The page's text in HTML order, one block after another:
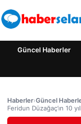
Güncel Haberler
Haberler›Güncel
Feridun Düzağaç’ın 10